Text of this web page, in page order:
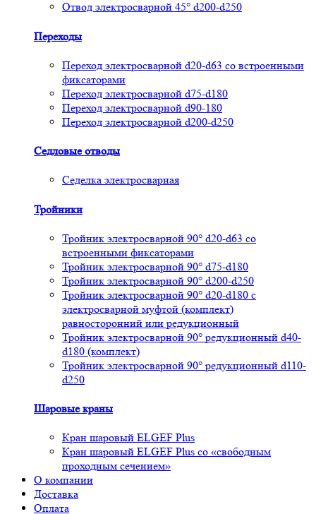
Отвод электросварной 45° d200-d250
Переходы
Переход электросварной d20-d63 со встроенными
фиксаторами
Переход электросварной d75-d180
Переход электросварной d90-180
Переход электросварной d200-d250
Седловые отводы
Седелка электросварная
Тройники
Тройник электросварной 90° d20-d63 со
встроенными фиксаторами
Тройник электросварной 90° d75-d180
Тройник электросварной 90° d200-d250
Тройник электросварной 90° d20-d180 с
электросварной муфтой (комплект)
равносторонний или редукционный
Тройник электросварной 90° редукционный d40-
d180 (комплект)
Тройник электросварной 90° редукционный d110-
d250
Шаровые краны
Кран шаровый ELGEF Plus
Кран шаровый ELGEF Plus со «свободным
проходным сечением»
О компании
Доставка
Оплата